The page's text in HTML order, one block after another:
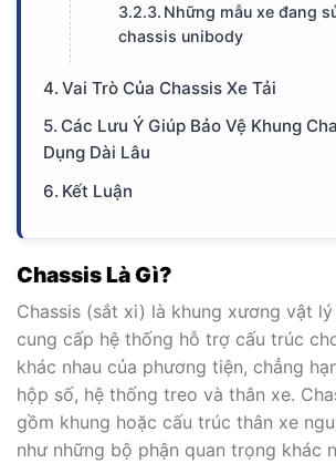
Những mẫu xe đang
chassis unibody
Vai Trò Của Chassis Xe Tải
Các Lưu Ý Giúp Bảo Vệ Khung
Dụng Dài Lâu
Kết Luận
Chassis Là Gì?
Chassis (sắt xi) là khung xương vật
cung cấp hệ thống hỗ trợ cấu trúc
khác nhau của phương tiện, chẳng
hộp số, hệ thống treo và thân xe.
gồm khung hoặc cấu trúc thân xe
như những bộ phận quan trọng khác